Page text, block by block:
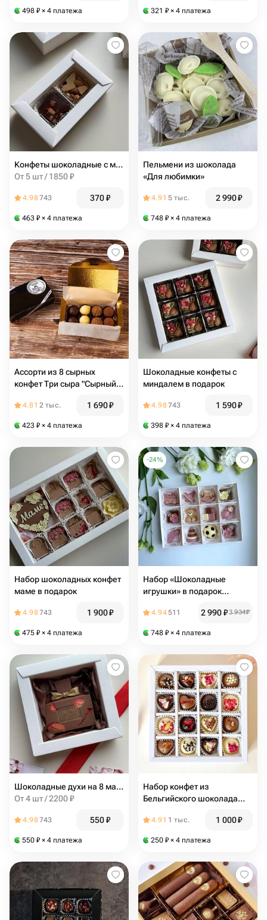
498 ₽ × 4 платежа 321 ₽ × 4 платежа
Конфеты шоколадные с миндалем 2 штуки
От 5 шт / 1850 ₽
4.98743 370₽
463 ₽ × 4 платежа
Пельмени из шоколада
«Для любимки»
4.91 5 тыс. 2 990₽
748 ₽ × 4 платежа
Ассорти из 8 сырных
конфет Три сыра "Сырный
4.81 2 тыс. 1 690₽
423 ₽ × 4 платежа
Шоколадные конфеты с
миндалем в подарок
4.98743 1 590₽
398 ₽ × 4 платежа
Набор шоколадных конфет
маме в подарок
4.98743 1 900₽
475 ₽ × 4 платежа
-24%
Набор «Шоколадные
игрушки» в подарок
воспитателю, няне,
4.94511 2 990₽3 934₽
748 ₽ × 4 платежа
Шоколадные духи на 8 марта из бельгийского шоколада с сублимированной клубникой 50 гр
От 4 шт / 2200 ₽
4.98743 550₽
550 ₽ × 4 платежа
Набор конфет из
Бельгийского шоколада
4.91 1 тыс. 1 000₽
250 ₽ × 4 платежа